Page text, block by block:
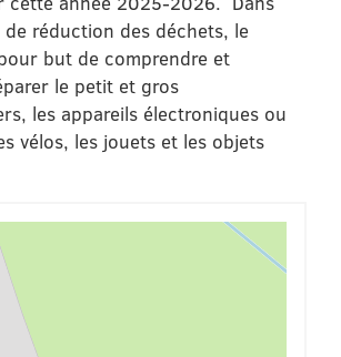
réduction des déchets, le
but de comprendre et
le petit et gros
les appareils électroniques ou
vélos, les jouets et les objets